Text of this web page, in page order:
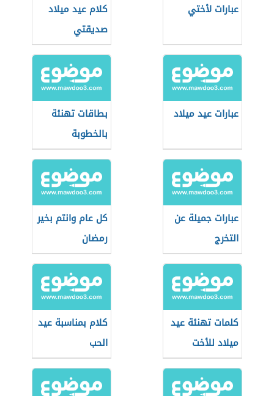
عبارات لأختي
كلام عيد ميلاد
صديقتي
عبارات عيد ميلاد
بطاقات تهنئة
بالخطوبة
عبارات جميلة عن
التخرج
كل عام وانتم بخير
رمضان
كلمات تهنئة عيد
ميلاد للأخت
كلام بمناسبة عيد
الحب